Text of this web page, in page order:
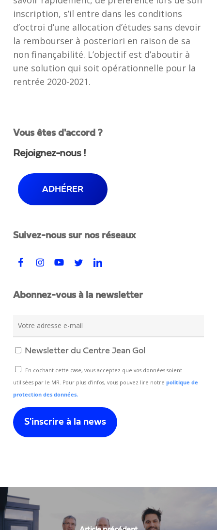
inscription, s’il entre dans les conditions
d’octroi d’une allocation d’études sans devoir
la rembourser à posteriori en raison de sa
non finançabilité. L’objectif est d’aboutir à
une solution qui soit opérationnelle pour la
rentrée 2020-2021.
Vous êtes d'accord ?
Rejoignez-nous !
ADHÉRER
Suivez-nous sur nos réseaux
Abonnez-vous à la newsletter
Newsletter du Centre Jean Gol
En cochant cette case, vous acceptez que vos données soient
utilisées par le MR. Pour plus d’infos, vous pouvez lire notrepolitique de
protection des données.